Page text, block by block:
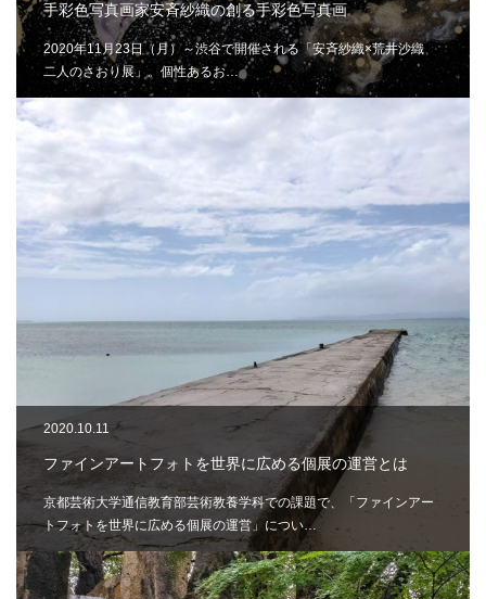
手彩色写真画家安斉紗織の創る手彩色写真画
2020年11月23日（月）～渋谷で開催される「安斉紗織×荒井沙織
二人のさおり展」。個性あるお…
2020.10.11
ファインアートフォトを世界に広める個展の運営とは
京都芸術大学通信教育部芸術教養学科での課題で、「ファインアー
トフォトを世界に広める個展の運営」につい…